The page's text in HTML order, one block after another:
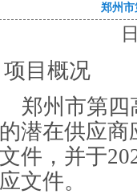
郑州
项目概况
郑州市第
的潜在供应
文件，并于
应文件。